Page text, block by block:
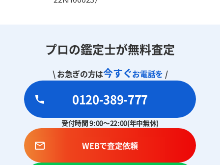
プロの鑑定士が無料査定
\ お急ぎの方は今すぐお電話を /
0120-389-777
受付時間 9:00～22:00(年中無休)
WEBで査定依頼